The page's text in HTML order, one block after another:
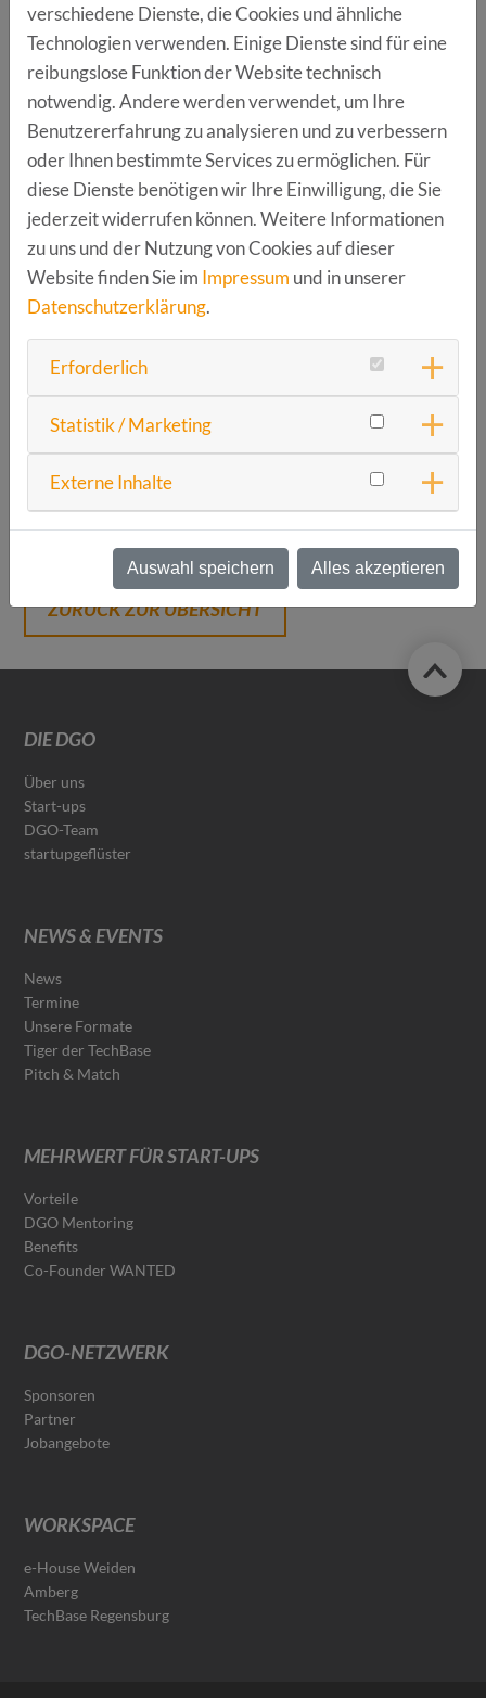
Sportpsychologe & Systemischer Coach
ab ca. 18:45 Uhr - Gute Gespräche bei Häppchen
und Getränken
Zielgruppe & Kosten:
Dieses Event ist für BVMW-Mitglieder, sowie für
Gründer & Gründerinnen, Start-ups, Unternehmer und
Führungskräfte, die den BVMW kennenlernen
möchten.
Eine Anmeldung mit Platzreservierung ist verbindlich.
Sponsor, der TÜV Rheinland Akademie.
Anmeldelink:
ZURÜCK ZUR ÜBERSICHT
DIE DGO
Über uns
Start-ups
DGO-Team
startupgeflüster
NEWS & EVENTS
News
Termine
Unsere Formate
Tiger der TechBase
Pitch & Match
MEHRWERT FÜR START-UPS
Vorteile
DGO Mentoring
Benefits
Co-Founder WANTED
DGO-NETZWERK
Sponsoren
Partner
Jobangebote
WORKSPACE
e-House Weiden
Amberg
TechBase Regensburg
verschiedene Dienste, die Cookies und ähnliche
Technologien verwenden. Einige Dienste sind für eine
reibungslose Funktion der Website technisch
notwendig. Andere werden verwendet, um Ihre
Benutzererfahrung zu analysieren und zu verbessern
oder Ihnen bestimmte Services zu ermöglichen. Für
diese Dienste benötigen wir Ihre Einwilligung, die Sie
jederzeit widerrufen können. Weitere Informationen
zu uns und der Nutzung von Cookies auf dieser
Website finden Sie im Impressum und in unserer
Datenschutzerklärung.
Erforderlich
Statistik / Marketing
Externe Inhalte
Auswahl speichern Alles akzeptieren